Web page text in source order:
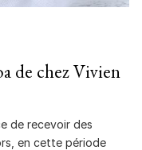
de chez Vivien
de recevoir des
en cette période